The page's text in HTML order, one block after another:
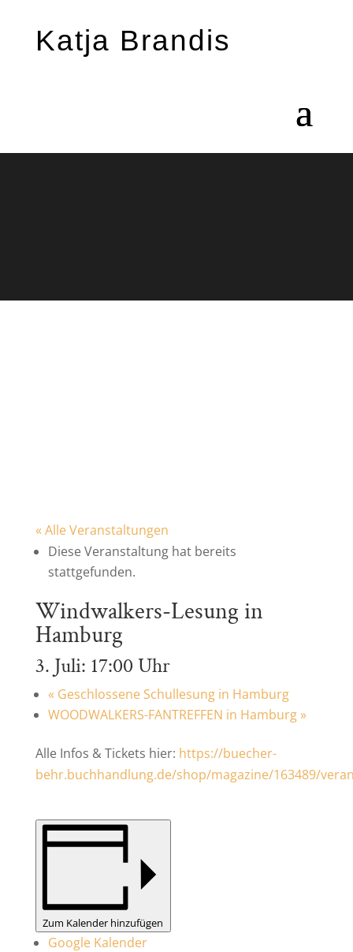
Katja Brandis
« Alle Veranstaltungen
Diese Veranstaltung hat bereits
stattgefunden.
Windwalkers-Lesung in
Hamburg
3. Juli: 17:00 Uhr
« Geschlossene Schullesung in Hamburg
WOODWALKERS-FANTREFFEN in Hamburg»
Alle Infos & Tickets hier: https://buecher-
behr.buchhandlung.de/shop/magazine/163489/
Zum Kalender hinzufügen
Google Kalender